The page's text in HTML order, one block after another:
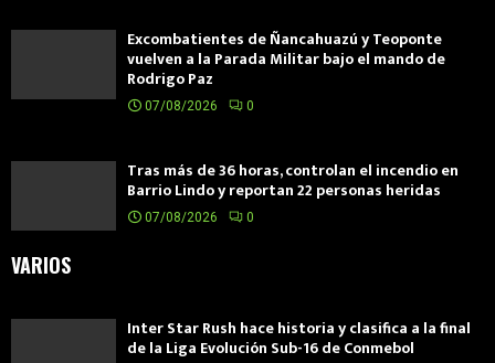
Excombatientes de Ñancahuazú y Teoponte
vuelven a la Parada Militar bajo el mando de
Rodrigo Paz
07/08/2026 0
Tras más de 36 horas, controlan el incendio en
Barrio Lindo y reportan 22 personas heridas
07/08/2026 0
VARIOS
Inter Star Rush hace historia y clasifica a la final
de la Liga Evolución Sub-16 de Conmebol